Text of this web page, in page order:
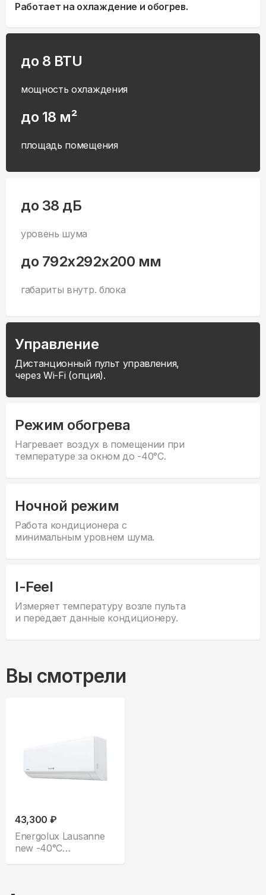
Работает на охлаждение и обогрев.
до 8 BTU
мощность охлаждения
до 18 м²
площадь помещения
до 38 дБ
уровень шума
до 792x292x200 мм
габариты внутр. блока
Управление
Дистанционный пульт управления,
через Wi-Fi (опция).
Режим обогрева
Нагревает воздух в помещении при
температуре за окном до -40°С.
Ночной режим
Работа кондиционера с
минимальным уровнем шума.
I-Feel
Измеряет температуру возле пульта
и передает данные кондиционеру.
Вы смотрели
43,300 ₽
Energolux Lausanne
new -40°С